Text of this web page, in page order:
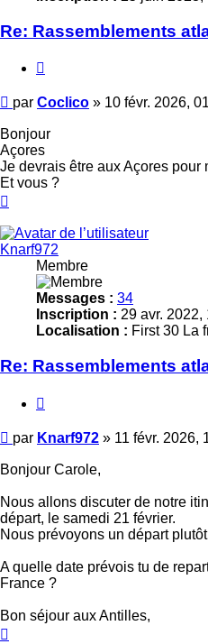
Re: Rassemblements
Message
par Coclico » 10 févr. 2026,
Bonjour
Açores
Je devrais être aux Açores pour
Et vous ?
Knarf972
Membre
Messages : 34
Inscription : 29 avr. 2022,
Localisation : First 30 La
Re: Rassemblements
Message
par Knarf972 » 11 févr. 2026,
Bonjour Carole,
Nous allons discuter de notre
départ, le samedi 21 février.
Nous prévoyons un départ
A quelle date prévois tu de
France ?
Bon séjour aux Antilles,